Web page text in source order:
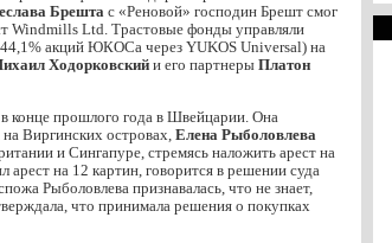
Брешта с «Реновой» господин Брешт смог
Windmills Ltd. Трастовые фонды управляли
44,1% акций ЮКОСа через YUKOS Universal) на
Ходорковский и его партнеры Платон
конце прошлого года в Швейцарии. Она
Виргинских островах, Елена Рыболовлева
и Сингапуре, стремясь наложить арест на
на 12 картин, говорится в решении суда
Рыболовлева признавалась, что не знает,
что принимала решения о покупках